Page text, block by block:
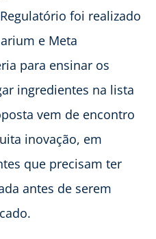
foi realizado
e Meta
para ensinar os
ingredientes na lista
vem de encontro
inovação, em
que precisam ter
antes de serem